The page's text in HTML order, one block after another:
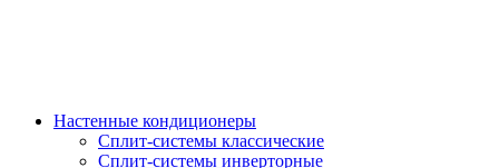
Настенные кондиционеры
Сплит-системы классические
Сплит-системы инверторные